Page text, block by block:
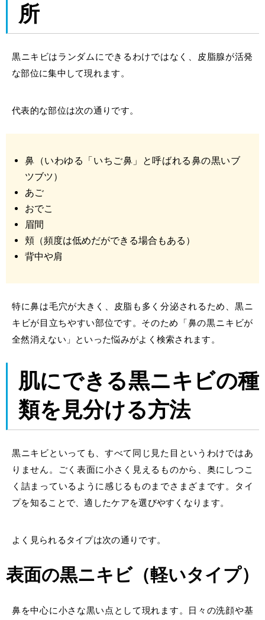
所
黒ニキビはランダムにできるわけではなく、皮脂腺が活発
な部位に集中して現れます。
代表的な部位は次の通りです。
鼻 （いわゆる「いちご鼻」と呼ばれる鼻の黒いブ
ツブツ）
あご
おでこ
眉間
頬（頻度は低めだができる場合もある）
背中や肩
特に鼻は毛穴が大きく、皮脂も多く分泌されるため、黒ニ
キビが目立ちやすい部位です。そのため「鼻の黒ニキビが
全然消えない」といった悩みがよく検索されます。
肌にできる黒ニキビの種
類を見分ける方法
黒ニキビといっても、すべて同じ見た目というわけではあ
りません。ごく表面に小さく見えるものから、奥にしつこ
く詰まっているように感じるものまでさまざまです。タイ
プを知ることで、適したケアを選びやすくなります。
よく見られるタイプは次の通りです。
表面の黒ニキビ（軽いタイプ）
鼻を中心に小さな黒い点として現れます。日々の洗顔や基